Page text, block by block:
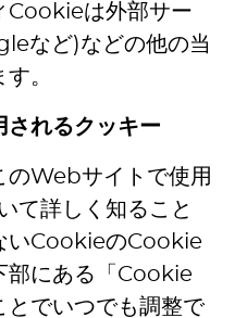
Cookieは外部サー
など)などの他の当
。
されるクッキー
のWebサイトで使用
て詳しく知ること
いCookieのCookie
部にある「Cookie
とでいつでも調整で